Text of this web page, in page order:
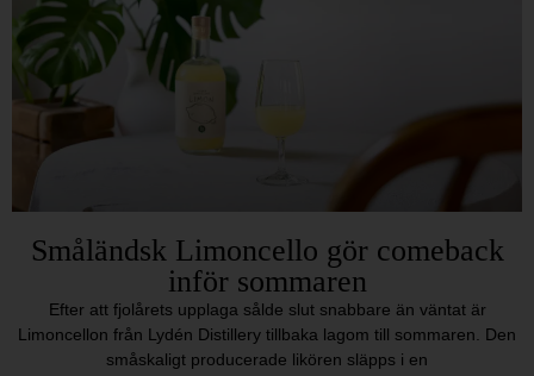
Småländsk Limoncello gör comeback
inför sommaren
Efter att fjolårets upplaga sålde slut snabbare än väntat är
Limoncellon från Lydén Distillery tillbaka lagom till sommaren. Den
småskaligt producerade likören släpps i en